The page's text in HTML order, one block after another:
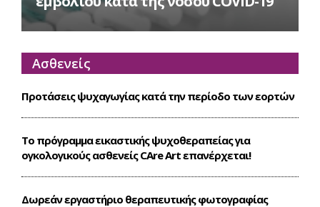
Ασθενείς
Προτάσεις ψυχαγωγίας κατά την περίοδο των εορτών
Το πρόγραμμα εικαστικής ψυχοθεραπείας για
ογκολογικούς ασθενείς CΑre Art επανέρχεται!
Δωρεάν εργαστήριο θεραπευτικής φωτογραφίας